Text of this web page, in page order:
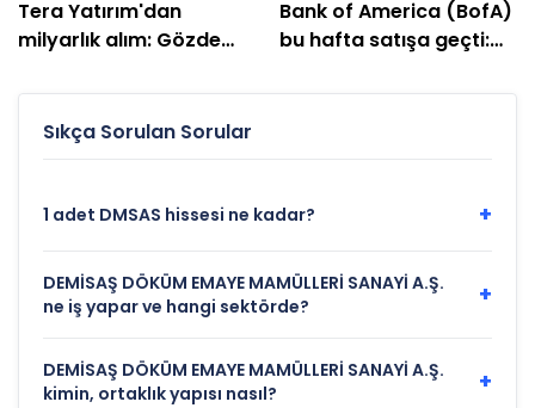
Tera Yatırım'dan
milyarlık alım: Gözde
Bank of America (BofA)
bu hafta satışa geçti:
Sıkça Sorulan Sorular
1 adet DMSAS hissesi ne kadar? +
DEMİSAŞ DÖKÜM EMAYE MAMÜLLERİ SANAYİ A.Ş.
ne iş yapar ve hangi sektörde?
+
DEMİSAŞ DÖKÜM EMAYE MAMÜLLERİ SANAYİ A.Ş.
kimin, ortaklık yapısı nasıl?
+